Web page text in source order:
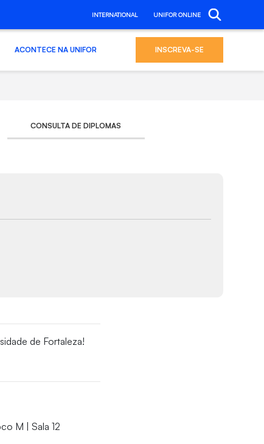
INTERNATIONAL UNIFOR ONLINE
ACONTECE NA UNIFOR INSCREVA-SE
CONSULTA DE DIPLOMAS
de Fortaleza!
M | Sala 12